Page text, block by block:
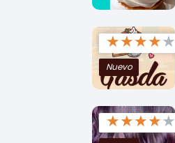
★★★★★
Nuevo
★★★★★